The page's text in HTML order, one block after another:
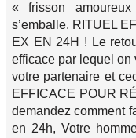
« frisson
s’emballe. RITUEL
EX EN 24H ! Le
efficace par lequel on
votre partenaire et
EFFICACE POUR
demandez comment
en 24h, Votre